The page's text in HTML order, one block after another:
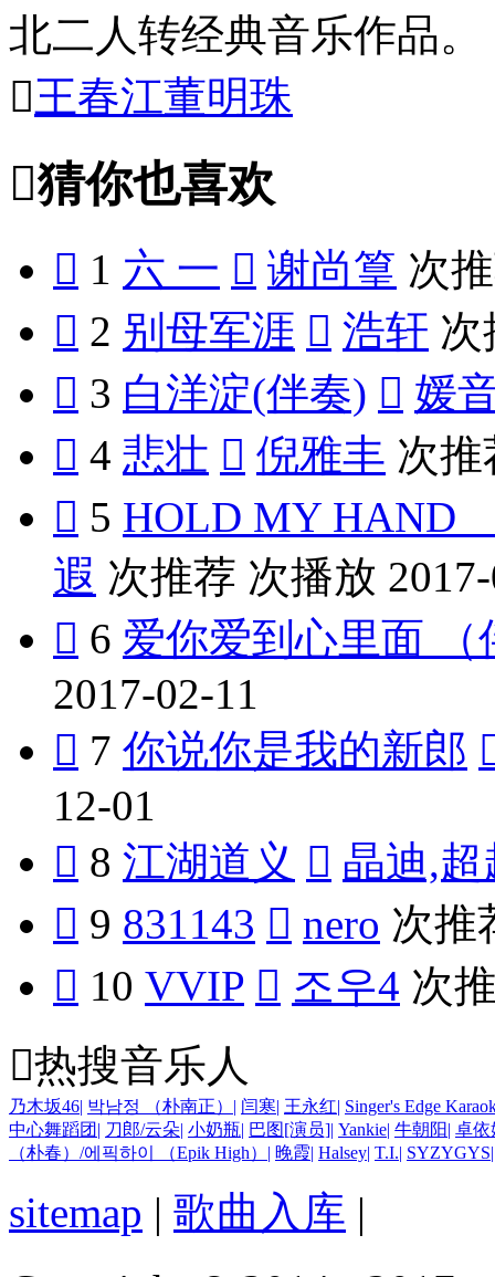
北二人转经典音乐作品。
王春江董明珠
猜你也喜欢
 1 六 一  谢尚篁 次
 2 别母军涯  浩轩 次
 3 白洋淀(伴奏)  媛
 4 悲壮  倪雅丰 次推
 5 HOLD MY HAND
遐 次推荐 次播放
 6 爱你爱到心里面 （
2017-02-11
 7 你说你是我的新郎
12-01
 8 江湖道义  晶迪,超
 9 831143  nero 次推
 10 VVIP  조우4 次
热搜音乐人
乃木坂46 박남정 （朴南正） 闫寒 王永红 Singer's Edge
中心舞蹈团
刀郎/云朵 小奶瓶 巴图[演员] Yankie 牛朝阳 卓依
（朴春）/에픽하이 （Epik High）
晚霞 Halsey T.I. SYZYGYS
sitemap | 歌曲入库 |